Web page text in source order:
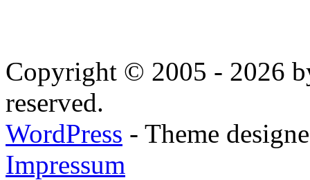
Copyright © 2005 - 2026
reserved.
WordPress - Theme
Impressum